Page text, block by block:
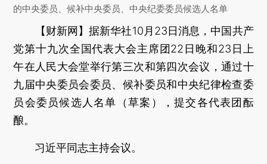
的中央委员、候补中央委员、中央纪委委员候选人名单
【财新网】据新华社10月23日消息，中国共产
党第十九次全国代表大会主席团22日晚和23日上
午在人民大会堂举行第三次和第四次会议，通过十
九届中央委员会委员、候补委员和中央纪律检查委
员会委员候选人名单（草案），提交各代表团酝
酿。
习近平同志主持会议。